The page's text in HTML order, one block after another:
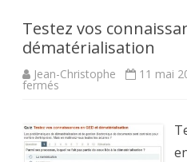
Testez vos
dématérialisation
Jean-Christophe 11 mai
fermés
en
GED
et